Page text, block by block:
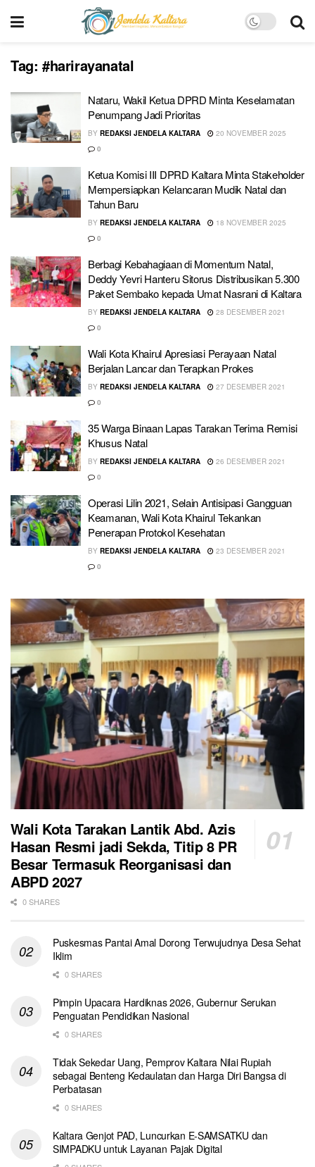
Tag: #harirayanatal
Nataru, Wakil Ketua DPRD Minta Keselamatan
Penumpang Jadi Prioritas
BY REDAKSI JENDELA KALTARA
20 NOVEMBER 2025
0
Ketua Komisi III DPRD Kaltara Minta Stakeholder
Mempersiapkan Kelancaran Mudik Natal dan
Tahun Baru
BY REDAKSI JENDELA KALTARA
18 NOVEMBER 2025
0
Berbagi Kebahagiaan di Momentum Natal,
Deddy Yevri Hanteru Sitorus Distribusikan 5.300
Paket Sembako kepada Umat Nasrani di Kaltara
BY REDAKSI JENDELA KALTARA
28 DESEMBER 2021
0
Wali Kota Khairul Apresiasi Perayaan Natal
Berjalan Lancar dan Terapkan Prokes
BY REDAKSI JENDELA KALTARA
27 DESEMBER 2021
0
35 Warga Binaan Lapas Tarakan Terima Remisi
Khusus Natal
BY REDAKSI JENDELA KALTARA
26 DESEMBER 2021
0
Operasi Lilin 2021, Selain Antisipasi Gangguan
Keamanan, Wali Kota Khairul Tekankan
Penerapan Protokol Kesehatan
BY REDAKSI JENDELA KALTARA
23 DESEMBER 2021
0
Wali Kota Tarakan Lantik Abd. Azis
Hasan Resmi jadi Sekda, Titip 8 PR
Besar Termasuk Reorganisasi dan
ABPD 2027
0 SHARES
Puskesmas Pantai Amal Dorong Terwujudnya Desa Sehat
Iklim
0 SHARES
Pimpin Upacara Hardiknas 2026, Gubernur Serukan
Penguatan Pendidikan Nasional
0 SHARES
Tidak Sekedar Uang, Pemprov Kaltara Nilai Rupiah
sebagai Benteng Kedaulatan dan Harga Diri Bangsa di
Perbatasan
0 SHARES
Kaltara Genjot PAD, Luncurkan E-SAMSATKU dan
SIMPADKU untuk Layanan Pajak Digital